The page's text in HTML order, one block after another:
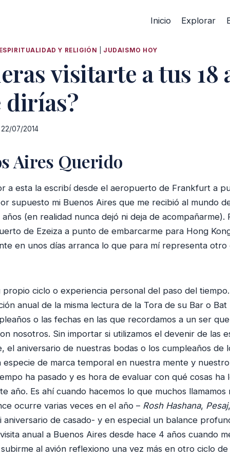
Inicio Explorar
Y RELIGIÓN JUDAISMO HOY
visitarte a tus 18
dirías?
22/07/2014
Aires Querido
a esta la escribí desde el aeropuerto de Frankfurt a
supuesto mi Buenos Aires que me recibió al mundo
(en realidad nunca dejó ni deja de acompañarme).
de Ezeiza a punto de embarcarme para Hong
en unos días arranca lo que para mí representa otro
propio ciclo o experiencia personal del paso del
anual de la misma lectura de la Tora de su Bar o Bat
o las fechas en las que recordamos a un ser
nosotros. Sin importar si utilizamos el devenir de las
el aniversario de nuestras bodas o los cumpleaños de
especie de marca temporal en nuestra mente y
ha pasado y es hora de evaluar con qué cosas ha
año. Es ahí cuando hacemos lo que muchos
ocurre varias veces en el año – Rosh Hashana, Pesaj
aniversario de casado- y en especial un balance
anual a Buenos Aires desde hace 4 años cuando
al avión reflexiono una vez más en otro ciclo